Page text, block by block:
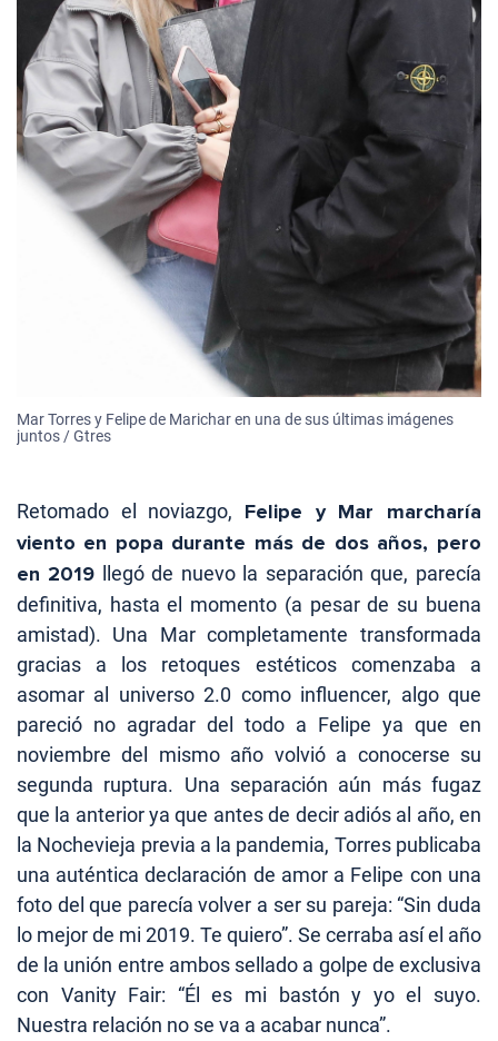
Mar Torres y Felipe de Marichar en una de sus últimas imágenes
juntos / Gtres
Retomado el noviazgo, Felipe y Mar marcharía
viento en popa durante más de dos años, pero
en 2019 llegó de nuevo la separación que, parecía
definitiva, hasta el momento (a pesar de su buena
amistad). Una Mar completamente transformada
gracias a los retoques estéticos comenzaba a
asomar al universo 2.0 como influencer, algo que
pareció no agradar del todo a Felipe ya que en
noviembre del mismo año volvió a conocerse su
segunda ruptura. Una separación aún más fugaz
que la anterior ya que antes de decir adiós al año, en
la Nochevieja previa a la pandemia, Torres publicaba
una auténtica declaración de amor a Felipe con una
foto del que parecía volver a ser su pareja: “Sin duda
lo mejor de mi 2019. Te quiero”. Se cerraba así el año
de la unión entre ambos sellado a golpe de exclusiva
con Vanity Fair: “Él es mi bastón y yo el suyo.
Nuestra relación no se va a acabar nunca”.